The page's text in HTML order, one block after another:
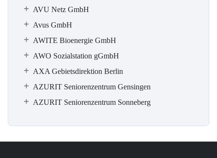
AVU Netz GmbH
Avus GmbH
AWITE Bioenergie GmbH
AWO Sozialstation gGmbH
AXA Gebietsdirektion Berlin
AZURIT Seniorenzentrum Gensingen
AZURIT Seniorenzentrum Sonneberg